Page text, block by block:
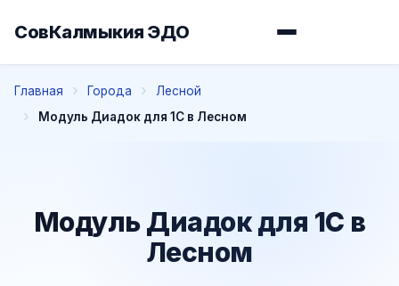
СовКалмыкия ЭДО
Главная Города
Лесной
Модуль Диадок для 1С в Лесном
Модуль Диадок для 1С в
Лесном